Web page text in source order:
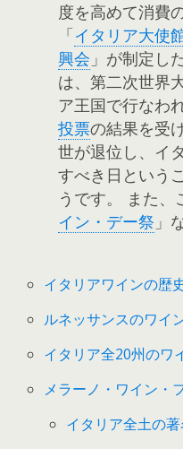
度を高めて消費
「イタリア大使
興会 」が制定し
は、第二次世界
ア王国で行なわ
投票の結果を受
世が退位し、イ
すべき日という
うです。 また、
イン・デー祭 」
イタリアワインの歴
ルネッサンスのワイ
イタリア全20州のワ
メラーノ・ワイン・
イタリア全土の